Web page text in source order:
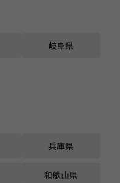
岐阜県
兵庫県
和歌山県